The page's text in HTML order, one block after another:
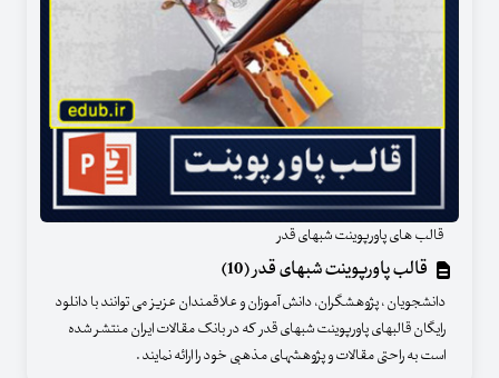
قالب های پاورپوینت شبهای قدر
قالب پاورپوینت شبهای قدر (10)
دانشجویان ، پژوهشگران، دانش آموزان و علاقمندان عزیز می توانند با دانلود
رایگان قالبهای پاورپوینت شبهای قدر که در بانک مقالات ایران منتشر شده
است به راحتی مقالات و پژوهشهای مذهبی خود را ارائه نمایند .